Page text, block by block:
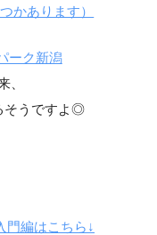
かあります）
ーク新潟
、
そうですよ◎
門編はこちら↓